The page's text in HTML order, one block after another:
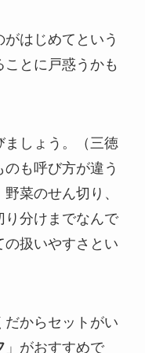
はじめてという
とに戸惑うかも
ましょう。（三徳
も呼び方が違う
菜のせん切り、
り分けまでなんで
の扱いやすさとい
だからセットがい
」がおすすめで